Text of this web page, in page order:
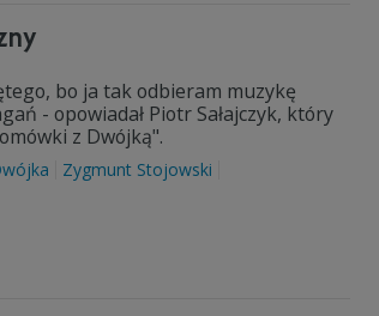
bo ja tak odbieram muzykę
- opowiadał Piotr Sałajczyk, który
z Dwójką".
Zygmunt Stojowski